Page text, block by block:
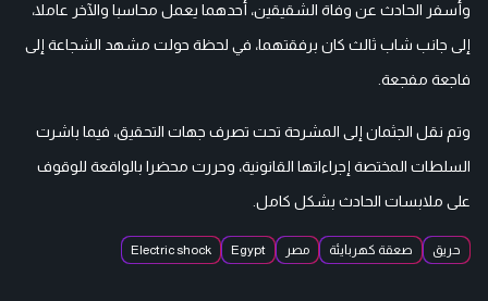
وأسفر الحادث عن وفاة الشقيقين، أحدهما يعمل محاسبا والآخر عاملا،
إلى جانب شاب ثالث كان برفقتهما، في لحظة حولت مشهد الشجاعة إلى
فاجعة مفجعة.
وتم نقل الجثمان إلى المشرحة تحت تصرف جهات التحقيق، فيما باشرت
السلطات المختصة إجراءاتها القانونية، وحررت محضرا بالواقعة للوقوف
على ملابسات الحادث بشكل كامل.
حريق صعقة كهربايئة مصر Egypt
Electric shock